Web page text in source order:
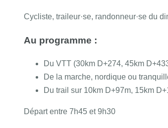
Cycliste, traileur·se, randonneur·se du
Au programme :
Du VTT (30km D+274, 45km
De la marche, nordique ou
Du trail sur 10km D+97m, 15km
Départ entre 7h45 et 9h30